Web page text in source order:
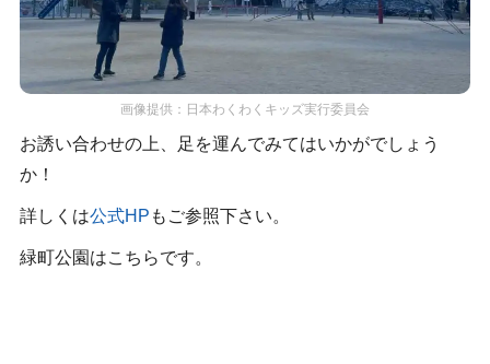
画像提供：日本わくわくキッズ実行委員会
お誘い合わせの上、足を運んでみてはいかがでしょう
か！
詳しくは公式HP もご参照下さい。
緑町公園はこちらです。